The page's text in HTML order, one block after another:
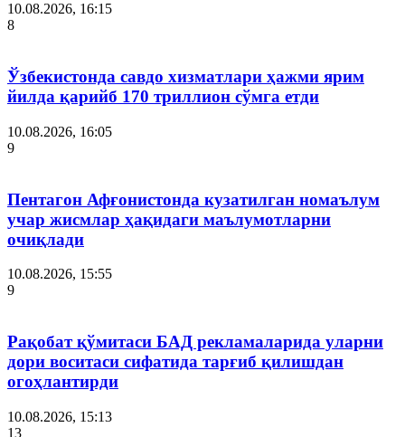
10.08.2026, 16:15
8
Ўзбекистонда савдо хизматлари ҳажми ярим
йилда қарийб 170 триллион сўмга етди
10.08.2026, 16:05
9
Пентагон Афғонистонда кузатилган номаълум
учар жисмлар ҳақидаги маълумотларни
очиқлади
10.08.2026, 15:55
9
Рақобат қўмитаси БАД рекламаларида уларни
дори воситаси сифатида тарғиб қилишдан
огоҳлантирди
10.08.2026, 15:13
13